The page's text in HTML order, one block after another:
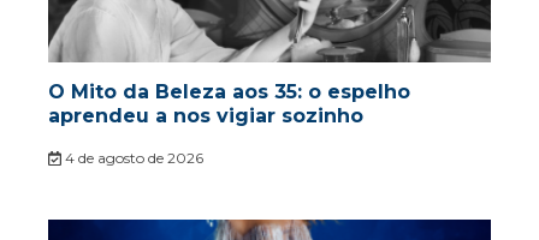
O Mito da Beleza aos 35: o espelho
aprendeu a nos vigiar sozinho
4 de agosto de 2026